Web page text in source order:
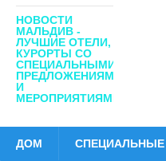
НОВОСТИ
МАЛЬДИВ -
ЛУЧШИЕ ОТЕЛИ,
КУРОРТЫ СО
СПЕЦИАЛЬНЫМИ
ПРЕДЛОЖЕНИЯМИ
И
МЕРОПРИЯТИЯМИ
ДОМ